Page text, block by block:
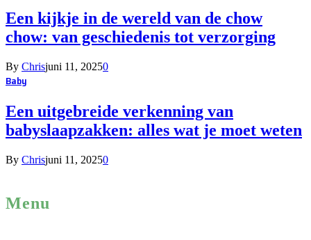
Een kijkje in de wereld van de chow
chow: van geschiedenis tot verzorging
By Chrisjuni 11, 20250
Baby
Een uitgebreide verkenning van
babyslaapzakken: alles wat je moet weten
By Chrisjuni 11, 20250
Menu